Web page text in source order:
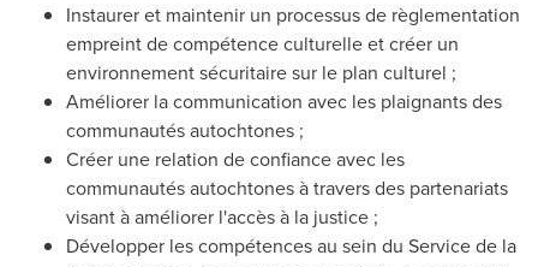
Instaurer et maintenir un processus de règlementation
empreint de compétence culturelle et créer un
environnement sécuritaire sur le plan culturel ;
Améliorer la communication avec les plaignants des
communautés autochtones ;
Créer une relation de confiance avec les
communautés autochtones à travers des partenariats
visant à améliorer l'accès à la justice ;
Développer les compétences au sein du Service de la